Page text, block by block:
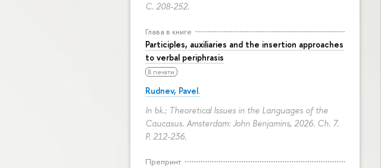
С. 208-252.
Глава в книге
Participles, auxiliaries and the insertion approaches
to verbal periphrasis
В печати
Rudnev, Pavel.
In bk.: Theoretical Issues in the Languages of the
Caucasus. Amsterdam: John Benjamins, 2026. Ch. 7.
P. 212-236.
Препринт